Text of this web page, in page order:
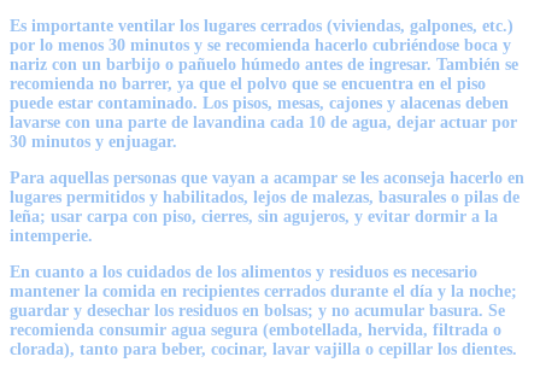
Es importante ventilar los lugares cerrados (viviendas, galpones, etc.)
por lo menos 30 minutos y se recomienda hacerlo cubriéndose boca y
nariz con un barbijo o pañuelo húmedo antes de ingresar. También se
recomienda no barrer, ya que el polvo que se encuentra en el piso
puede estar contaminado. Los pisos, mesas, cajones y alacenas deben
lavarse con una parte de lavandina cada 10 de agua, dejar actuar por
30 minutos y enjuagar.
Para aquellas personas que vayan a acampar se les aconseja hacerlo en
lugares permitidos y habilitados, lejos de malezas, basurales o pilas de
leña; usar carpa con piso, cierres, sin agujeros, y evitar dormir a la
intemperie.
En cuanto a los cuidados de los alimentos y residuos es necesario
mantener la comida en recipientes cerrados durante el día y la noche;
guardar y desechar los residuos en bolsas; y no acumular basura. Se
recomienda consumir agua segura (embotellada, hervida, filtrada o
clorada), tanto para beber, cocinar, lavar vajilla o cepillar los dientes.